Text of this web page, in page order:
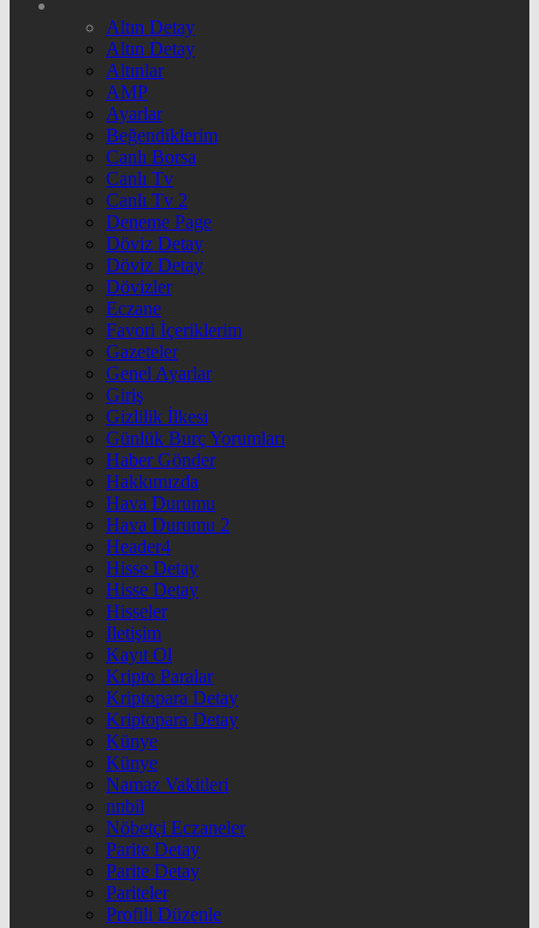
Altın Detay
Altın Detay
Altınlar
AMP
Ayarlar
Beğendiklerim
Canlı Borsa
Canlı Tv
Canlı Tv 2
Deneme Page
Döviz Detay
Döviz Detay
Dövizler
Eczane
Favori İçeriklerim
Gazeteler
Genel Ayarlar
Giriş
Gizlilik İlkesi
Günlük Burç Yorumları
Haber Gönder
Hakkımızda
Hava Durumu
Hava Durumu 2
Header4
Hisse Detay
Hisse Detay
Hisseler
İletişim
Kayıt Ol
Kripto Paralar
Kriptopara Detay
Kriptopara Detay
Künye
Künye
Namaz Vakitleri
nnbil
Nöbetçi Eczaneler
Parite Detay
Parite Detay
Pariteler
Profili Düzenle